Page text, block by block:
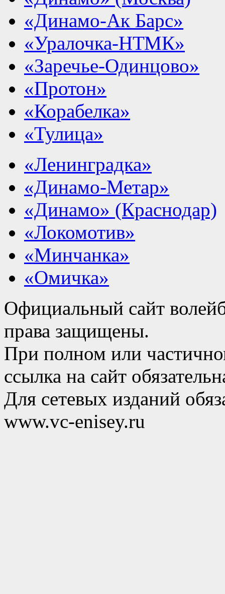
«Динамо-Ак Барс»
«Уралочка-НТМК»
«Заречье-Одинцово»
«Протон»
«Корабелка»
«Тулица»
«Ленинградка»
«Динамо-Метар»
«Динамо» (Краснодар)
«Локомотив»
«Минчанка»
«Омичка»
Официальный сайт
права защищены.
При полном или
ссылка на сайт
Для сетевых изданий
www.vc-enisey.ru